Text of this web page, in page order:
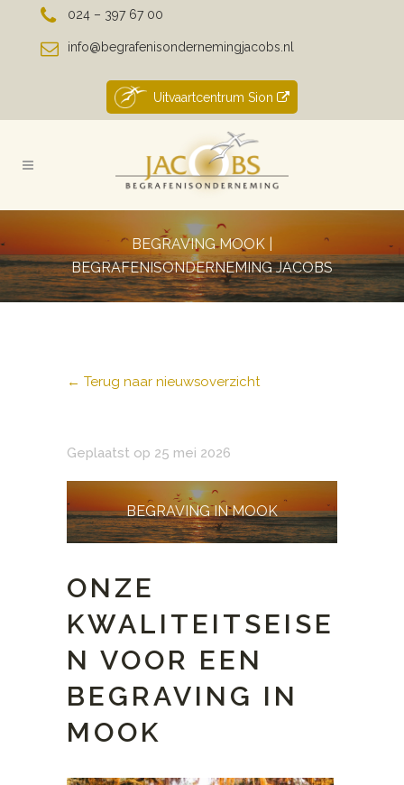
024 – 397 67 00
info@begrafenisondernemingjacobs.nl
Uitvaartcentrum Sion
BEGRAVING MOOK |
BEGRAFENISONDERNEMING JACOBS
← Terug naar nieuwsoverzicht
Geplaatst op 25 mei 2026
BEGRAVING IN MOOK
ONZE
KWALITEITSEISE
N VOOR EEN
BEGRAVING IN
MOOK